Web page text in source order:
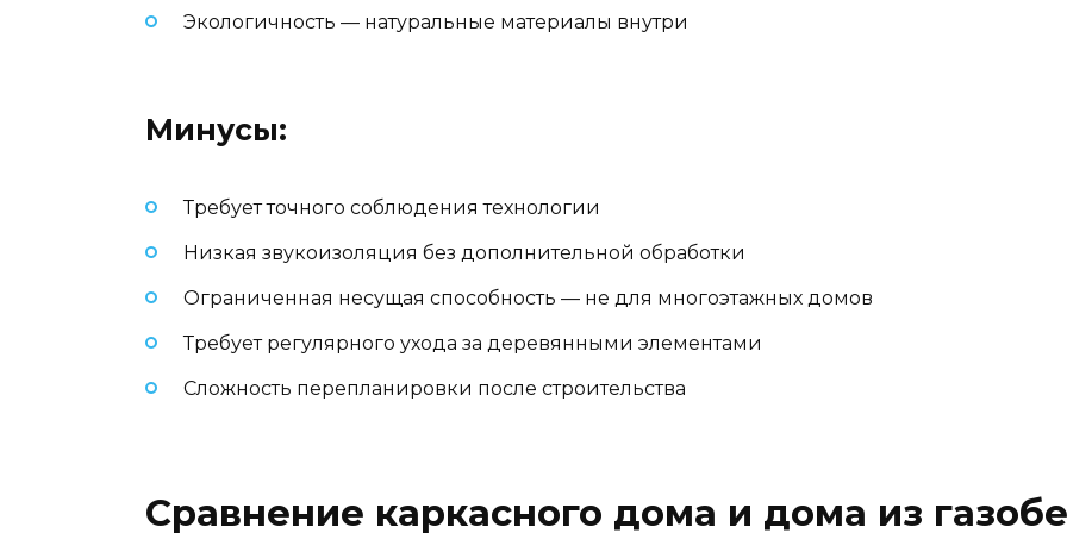
Экологичность — натуральные материалы внутри
Минусы:
Требует точного соблюдения технологии
Низкая звукоизоляция без дополнительной обработки
Ограниченная несущая способность — не для многоэтажных домов
Требует регулярного ухода за деревянными элементами
Сложность перепланировки после строительства
Сравнение каркасного дома и дома из